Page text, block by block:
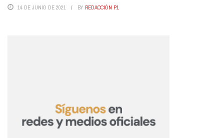
14 DE JUNIO DE 2021 BY REDACCIÓN P1